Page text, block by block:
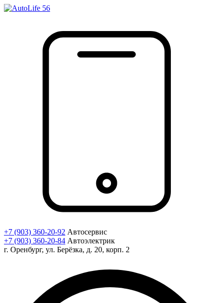
+7 (903) 360-20-92 Автосервис
+7 (903) 360-20-84 Автоэлектрик
г. Оренбург, ул. Берёзка, д. 20, корп. 2